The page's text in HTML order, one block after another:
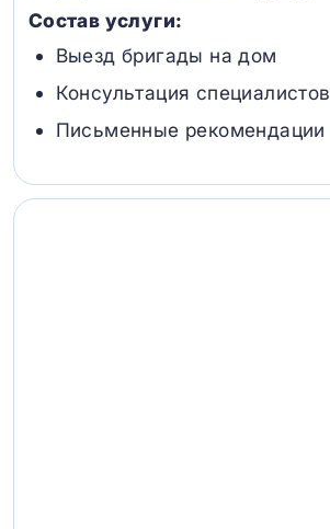
Состав услуги:
Выезд бригады на дом
Консультация специалистов
Письменные рекомендации